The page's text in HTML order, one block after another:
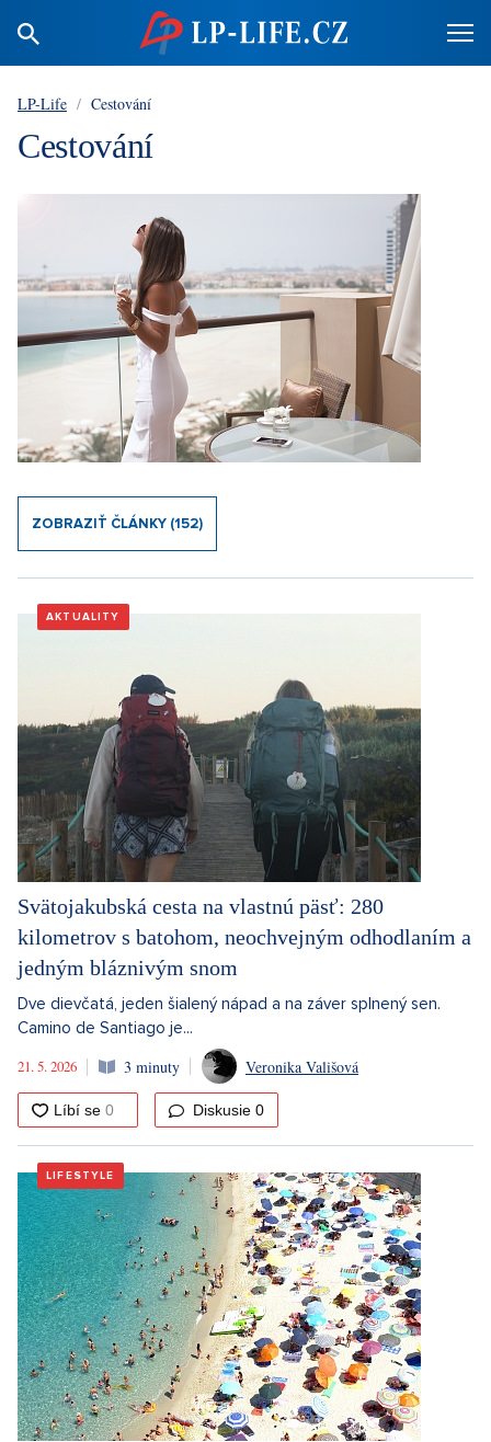
LP-Life / Cestování
Cestování
ZOBRAZIŤ ČLÁNKY (152)
AKTUALITY
Svätojakubská cesta na vlastnú päsť: 280
kilometrov s batohom, neochvejným odhodlaním a
jedným bláznivým snom
Dve dievčatá, jeden šialený nápad a na záver splnený sen.
Camino de Santiago je...
21. 5. 2026
3 minuty Veronika Vališová
Diskusie 0
LIFESTYLE